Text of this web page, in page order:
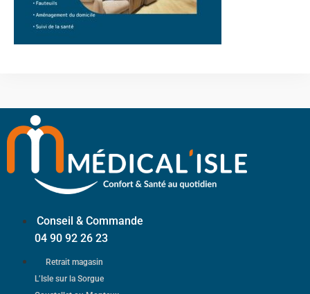
Conseil & Commande
04 90 92 26 23
Retrait magasin
L’Isle sur la Sorgue